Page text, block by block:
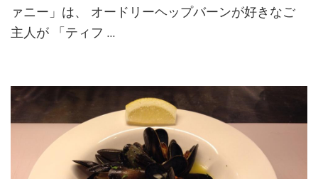
老
テ
フ
ァ
ニ
ァニー」は、 オードリーヘップバーンが好きなご
主人が 「ティフ …